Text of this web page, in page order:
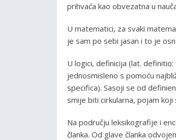
prihvaća kao obvezatna u
U matematici, za svaki
je sam po sebi jasan i to je
U logici, definicija (lat.
jednosmisleno s pomoću
specifica). Sasoji se od
smije biti cirkularna, pojam
Na području leksikografije i
članka. Od glave članka